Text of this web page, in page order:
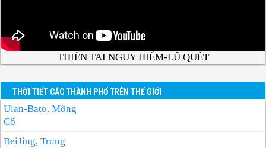
THIÊN TAI NGUY HIỂM-LŨ QUÉT
THỜI TIẾT CÁC THÀNH PHỐ TRÊN THẾ GIỚI
Ulan-Bato, Mông
Cổ
BeiJing, Trung